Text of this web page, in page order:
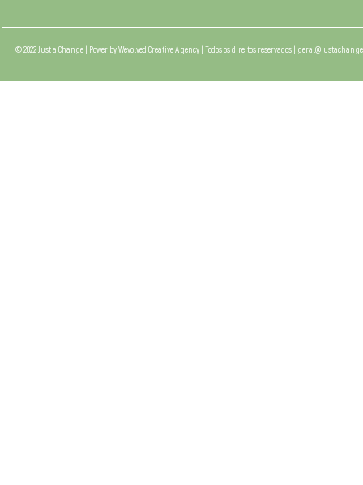
© 2022 Just a Change | Power byWevolved Creative Agency | Todos os direitos reservados |